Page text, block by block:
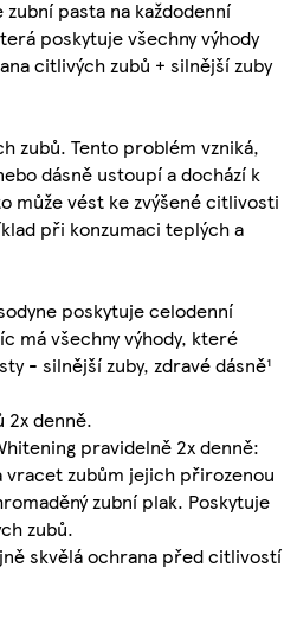
pasta na každodenní
poskytuje všechny výhody
citlivých zubů + silnější zuby
zubů. Tento problém vzniká,
dásně ustoupí a dochází k
může vést ke zvýšené citlivosti
při konzumaci teplých a
poskytuje celodenní
má všechny výhody, které
- silnější zuby, zdravé dásně¹
2x denně.
pravidelně 2x denně:
vracet zubům jejich přirozenou
zubní plak. Poskytuje
zubů.
skvělá ochrana před citlivostí